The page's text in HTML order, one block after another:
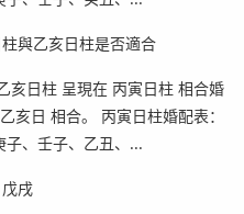
與乙亥日柱是否適合
日柱 呈現在 丙寅日柱 相合婚
亥日 相合。 丙寅日柱婚配表：
、壬子、乙丑、...
戌